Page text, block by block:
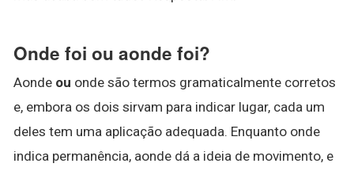
Onde foi ou aonde foi?
Aonde ou onde são termos gramaticalmente corretos
e, embora os dois sirvam para indicar lugar, cada um
deles tem uma aplicação adequada. Enquanto onde
indica permanência, aonde dá a ideia de movimento, e